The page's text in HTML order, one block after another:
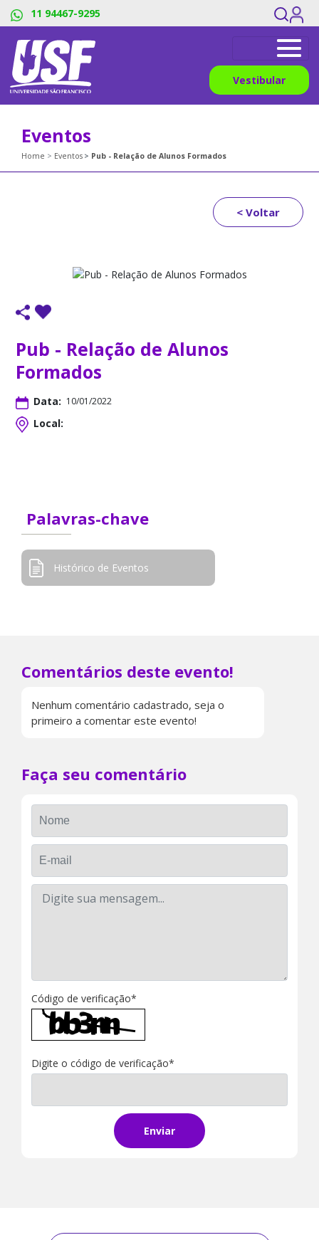
11 94467-9295
Vestibular
Eventos
Home Eventos Pub - Relação de Alunos Formados
< Voltar
Pub - Relação de Alunos
Formados
Data: 10/01/2022
Local:
Palavras-chave
Histórico de Eventos
Comentários deste evento!
Nenhum comentário cadastrado, seja o
primeiro a comentar este evento!
Faça seu comentário
Código de verificação*
Digite o código de verificação*
Enviar